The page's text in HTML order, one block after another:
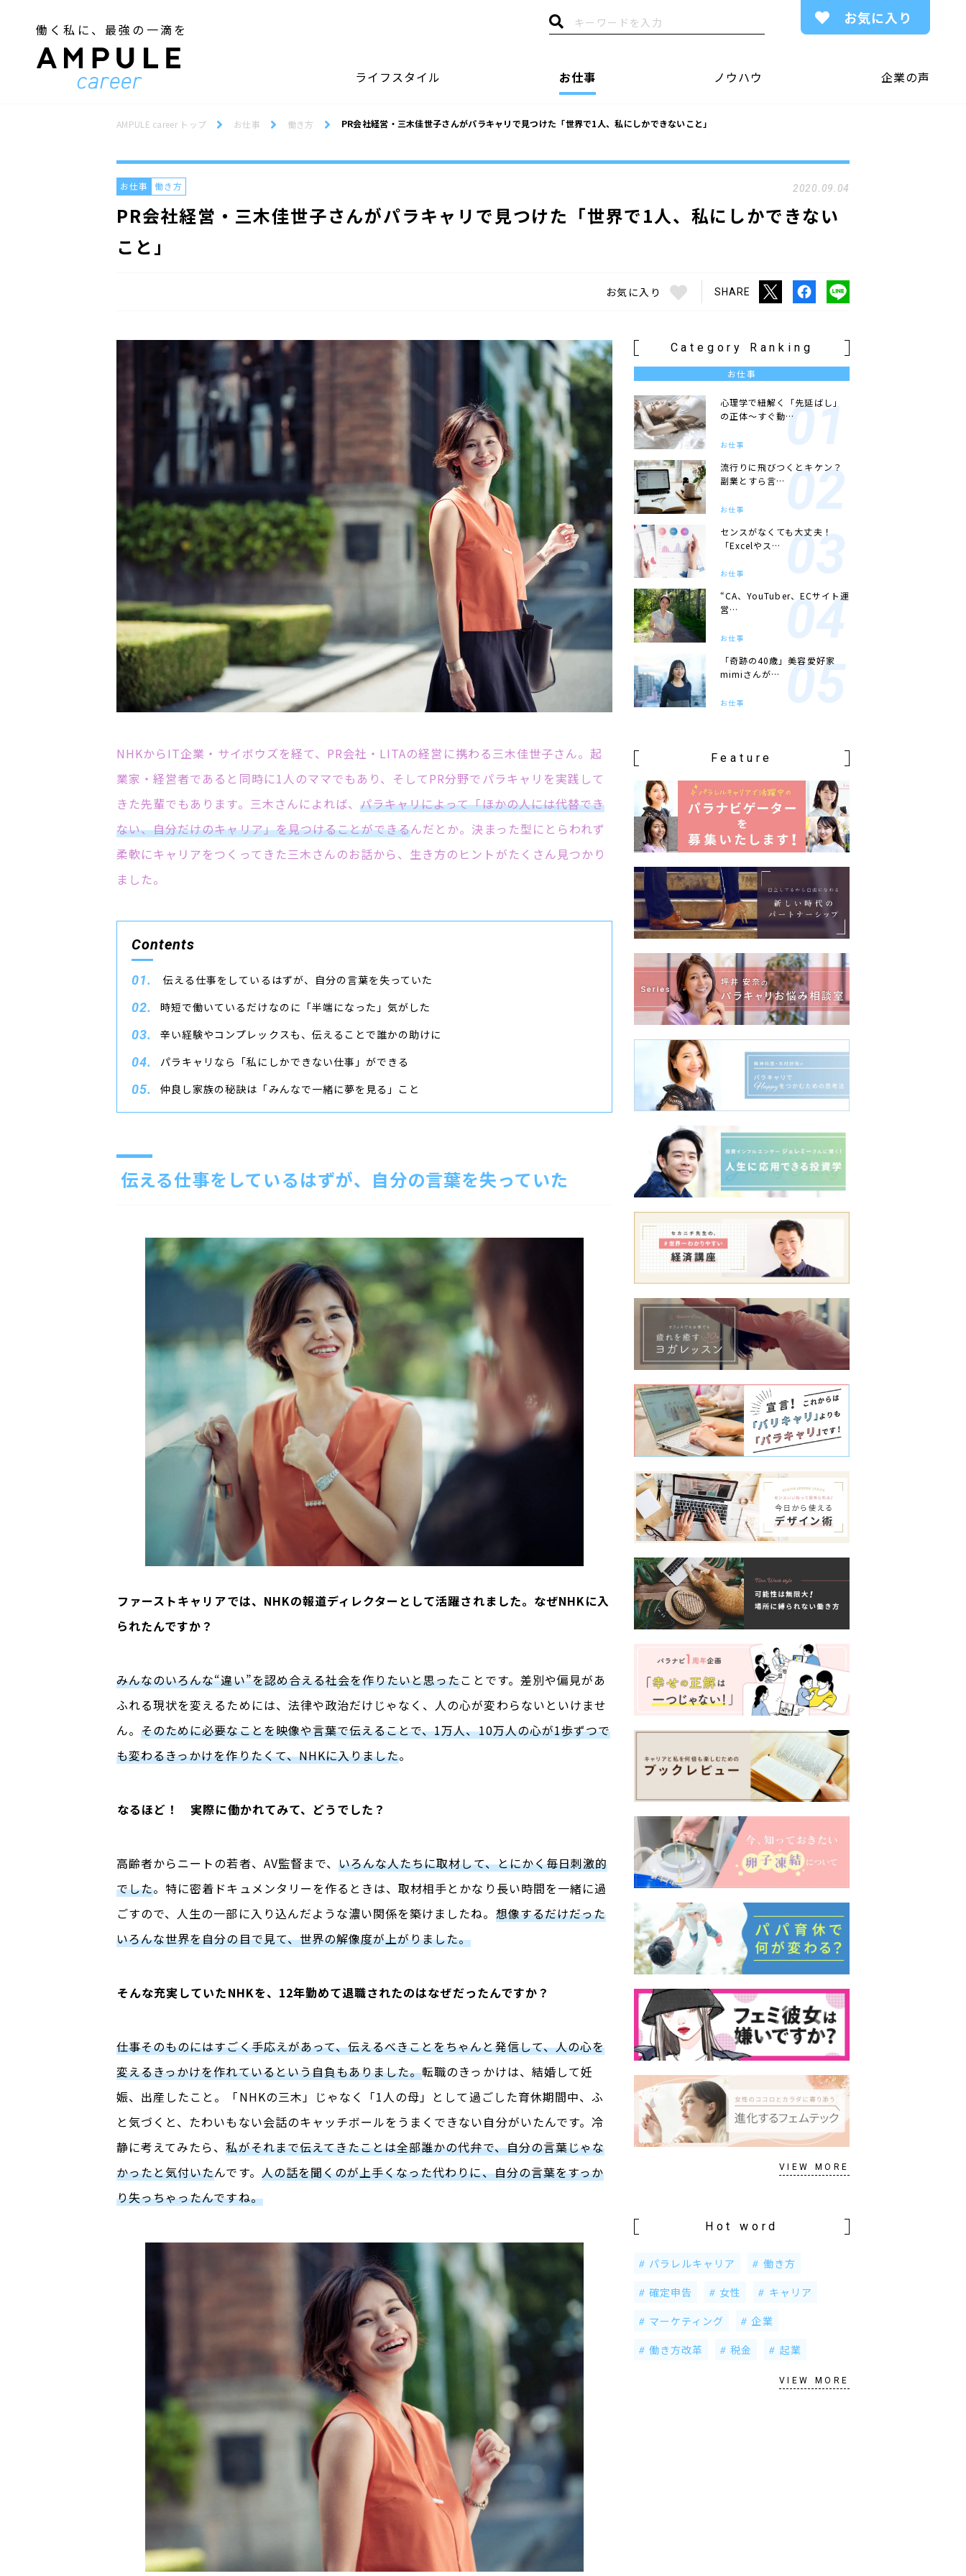
働く私に、最強の一滴を
ライフスタイル お仕事 ノウハウ 企業の声
お気に入り
AMPULE career トップ お仕事 働き方 PR会社経営・三木佳世子さんがパラキャリで見つけた「世界で1人、私にしかできないこと」
PR会社経営・三木佳世子さんがパラキャリで見つけた「世界で1人、私にしかできない
こと」
お仕事 働き方 2020.09.04
お気に入り SHARE
NHKからIT企業・サイボウズを経て、PR会社・LITAの経営に携わる三木佳世子さん。起
業家・経営者であると同時に1人のママでもあり、そしてPR分野でパラキャリを実践して
きた先輩でもあります。三木さんによれば、 パラキャリによって「ほかの人には代替でき
ない、自分だけのキャリア」を見つけることができるんだとか。決まった型にとらわれず
柔軟にキャリアをつくってきた三木さんのお話から、生き方のヒントがたくさん見つかり
ました。
Contents
伝える仕事をしているはずが、自分の言葉を失っていた
時短で働いているだけなのに「半端になった」気がした
辛い経験やコンプレックスも、伝えることで誰かの助けに
パラキャリなら「私にしかできない仕事」ができる
仲良し家族の秘訣は「みんなで一緒に夢を見る」こと
伝える仕事をしているはずが、自分の言葉を失っていた
――ファーストキャリアでは、NHKの報道ディレクターとして活躍されました。なぜNHKに入
られたんですか？
みんなのいろんな“違い”を認め合える社会を作りたいと思ったことです。差別や偏見があ
ふれる現状を変えるためには、法律や政治だけじゃなく、人の心が変わらないといけませ
ん。そのために必要なことを映像や言葉で伝えることで、1万人、10万人の心が1歩ずつで
も変わるきっかけを作りたくて、NHKに入りました。
――なるほど！ 実際に働かれてみて、どうでした？
高齢者からニートの若者、 AV監督まで、 いろんな人たちに取材して、とにかく毎日刺激的
でした。特に密着ドキュメンタリーを作るときは、取材相手とかなり長い時間を一緒に過
ごすので、人生の一部に入り込んだような濃い関係を築けましたね。 想像するだけだった
いろんな世界を自分の目で見て、世界の解像度が上がりました。
そんな充実していたNHKを、12年勤めて退職されたのはなぜだったんですか？
仕事そのものにはすごく手応えがあって、伝えるべきことをちゃんと発信して、人の心を
変えるきっかけを作れているという自負もありました。転職のきっかけは、結婚して妊
娠、出産したこと。「NHKの三木」じゃなく「1人の母」として過ごした育休期間中、ふ
と気づくと、たわいもない会話のキャッチボールをうまくできない自分がいたんです。冷
静に考えてみたら、私がそれまで伝えてきたことは全部誰かの代弁で、自分の言葉じゃな
かったと気付いたんです。 人の話を聞くのが上手くなった代わりに、自分の言葉をすっか
り失っちゃったんですね。
Category Ranking
お仕事
心理学で紐解く「先延ばし」
の正体〜すぐ動…
お仕事
流行りに飛びつくとキケン？
副業とすら言…
お仕事
センスがなくても大丈夫！
「Excelやス…
お仕事
“CA、YouTuber、ECサイト運
営…
お仕事
「奇跡の40歳」美容愛好家
mimiさんが…
お仕事
Feature
VIEW MORE
Hot word
パラレルキャリア
働き方
確定申告
女性
キャリア
マーケティング
企業
働き方改革
税金 起業
VIEW MORE